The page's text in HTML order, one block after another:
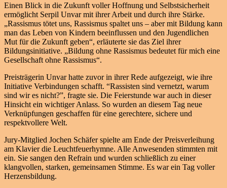
Einen Blick in die Zukunft voller Hoffnung und Selbstsicherheit
ermöglicht Serpil Unvar mit ihrer Arbeit und durch ihre Stärke.
„Rassismus tötet uns, Rassismus spaltet uns – aber mit Bildung kann
man das Leben von Kindern beeinflussen und den Jugendlichen
Mut für die Zukunft geben“, erläuterte sie das Ziel ihrer
Bildungsinitiative. „Bildung ohne Rassismus bedeutet für mich eine
Gesellschaft ohne Rassismus“.
Preisträgerin Unvar hatte zuvor in ihrer Rede aufgezeigt, wie ihre
Initiative Verbindungen schafft. “Rassisten sind vernetzt, warum
sind wir es nicht?”, fragte sie. Die Feierstunde war auch in dieser
Hinsicht ein wichtiger Anlass. So wurden an diesem Tag neue
Verknüpfungen geschaffen für eine gerechtere, sichere und
respektvollere Welt.
Jury-Mitglied Jochen Schäfer spielte am Ende der Preisverleihung
am Klavier die Leuchtfeuerhymne. Alle Anwesenden stimmten mit
ein. Sie sangen den Refrain und wurden schließlich zu einer
klangvollen, starken, gemeinsamen Stimme. Es war ein Tag voller
Herzensbildung.